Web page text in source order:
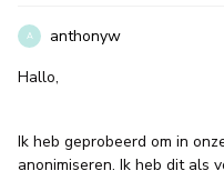
A
anthonyw
Hallo,
Ik heb geprobeerd om in
anonimiseren. Ik heb dit als